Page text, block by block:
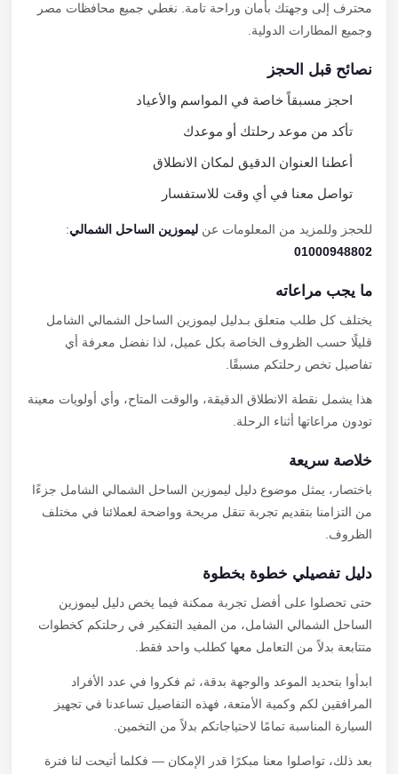
محترف إلى وجهتك بأمان وراحة تامة. نغطي جميع محافظات مصر
وجميع المطارات الدولية.
نصائح قبل الحجز
احجز مسبقاً خاصة في المواسم والأعياد
تأكد من موعد رحلتك أو موعدك
أعطنا العنوان الدقيق لمكان الانطلاق
تواصل معنا في أي وقت للاستفسار
للحجز وللمزيد من المعلومات عنليموزين الساحل الشمالي:
01000948802
ما يجب مراعاته
يختلف كل طلب متعلق بـدليل ليموزين الساحل الشمالي الشامل
قليلًا حسب الظروف الخاصة بكل عميل، لذا نفضل معرفة أي
تفاصيل تخص رحلتكم مسبقًا.
هذا يشمل نقطة الانطلاق الدقيقة، والوقت المتاح، وأي أولويات معينة
تودون مراعاتها أثناء الرحلة.
خلاصة سريعة
باختصار، يمثل موضوع دليل ليموزين الساحل الشمالي الشامل جزءًا
من التزامنا بتقديم تجربة تنقل مريحة وواضحة لعملائنا في مختلف
الظروف.
دليل تفصيلي خطوة بخطوة
حتى تحصلوا على أفضل تجربة ممكنة فيما يخص دليل ليموزين
الساحل الشمالي الشامل، من المفيد التفكير في رحلتكم كخطوات
متتابعة بدلاً من التعامل معها كطلب واحد فقط.
ابدأوا بتحديد الموعد والوجهة بدقة، ثم فكروا في عدد الأفراد
المرافقين لكم وكمية الأمتعة، فهذه التفاصيل تساعدنا في تجهيز
السيارة المناسبة تمامًا لاحتياجاتكم بدلاً من التخمين.
بعد ذلك، تواصلوا معنا مبكرًا قدر الإمكان — فكلما أتيحت لنا فترة